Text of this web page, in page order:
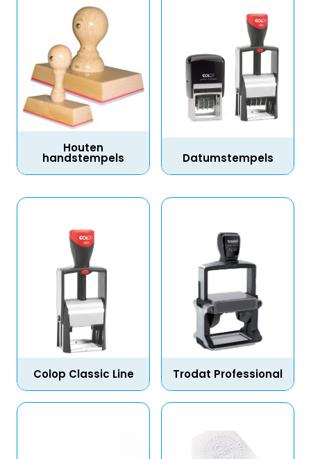
Houten
handstempels Datumstempels
Colop Classic Line Trodat Professional